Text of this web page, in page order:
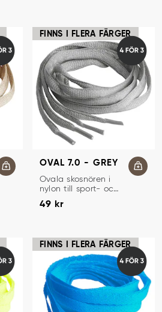
FINNS I FLERA FÄRGER
OVAL 7.0 - GREY
SKOSNÖREN
Ovala skosnören i
nylon till sport- och
löparskor.
Pris:
49 kr
FINNS I FLERA FÄRGER